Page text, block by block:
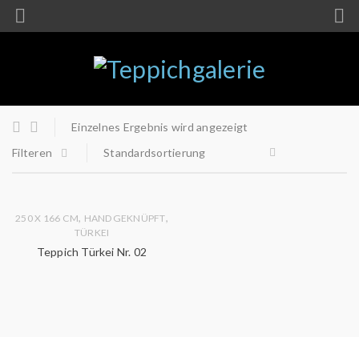
Einzelnes Ergebnis wird angezeigt
Filteren
Standardsortierung
250 X 166 CM, HANDGEKNÜPFT,
TÜRKEI
Teppich Türkei Nr. 02